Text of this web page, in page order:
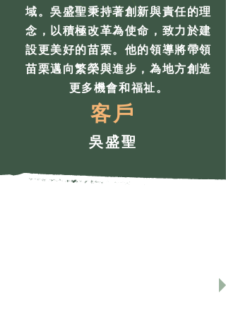
域。吳盛聖秉持著創新與責任的理
念，以積極改革為使命，致力於建
設更美好的苗栗。他的領導將帶領
苗栗邁向繁榮與進步，為地方創造
更多機會和福祉。
客戶
吳盛聖